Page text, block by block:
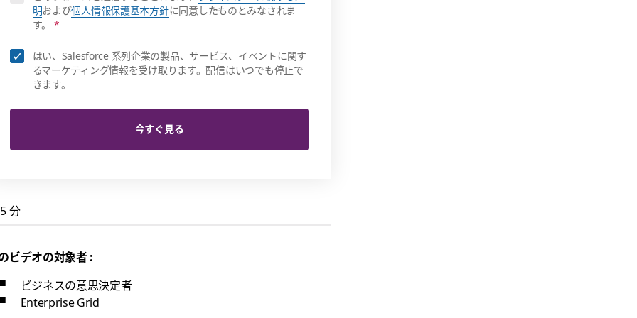
明および個人情報保護基本方針に同意したものとみなされま
す。
*
はい、Salesforce 系列企業の製品、サービス、イベントに関す
るマーケティング情報を受け取ります。配信はいつでも停止で
きます。
今すぐ見る
分
ビデオの対象者 :
ビジネスの意思決定者
Enterprise Grid